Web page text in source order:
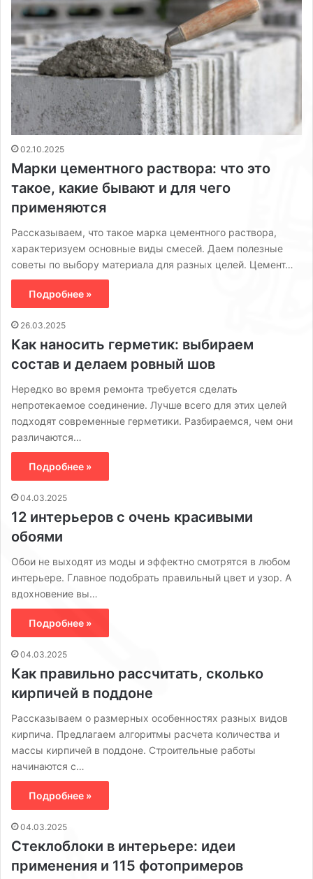
02.10.2025
Марки цементного раствора: что это
такое, какие бывают и для чего
применяются
Рассказываем, что такое марка цементного раствора,
характеризуем основные виды смесей. Даем полезные
советы по выбору материала для разных целей. Цемент…
Подробнее »
26.03.2025
Как наносить герметик: выбираем
состав и делаем ровный шов
Нередко во время ремонта требуется сделать
непротекаемое соединение. Лучше всего для этих целей
подходят современные герметики. Разбираемся, чем они
различаются…
Подробнее »
04.03.2025
12 интерьеров с очень красивыми
обоями
Обои не выходят из моды и эффектно смотрятся в любом
интерьере. Главное подобрать правильный цвет и узор. А
вдохновение вы…
Подробнее »
04.03.2025
Как правильно рассчитать, сколько
кирпичей в поддоне
Рассказываем о размерных особенностях разных видов
кирпича. Предлагаем алгоритмы расчета количества и
массы кирпичей в поддоне. Строительные работы
начинаются с…
Подробнее »
04.03.2025
Стеклоблоки в интерьере: идеи
применения и 115 фотопримеров